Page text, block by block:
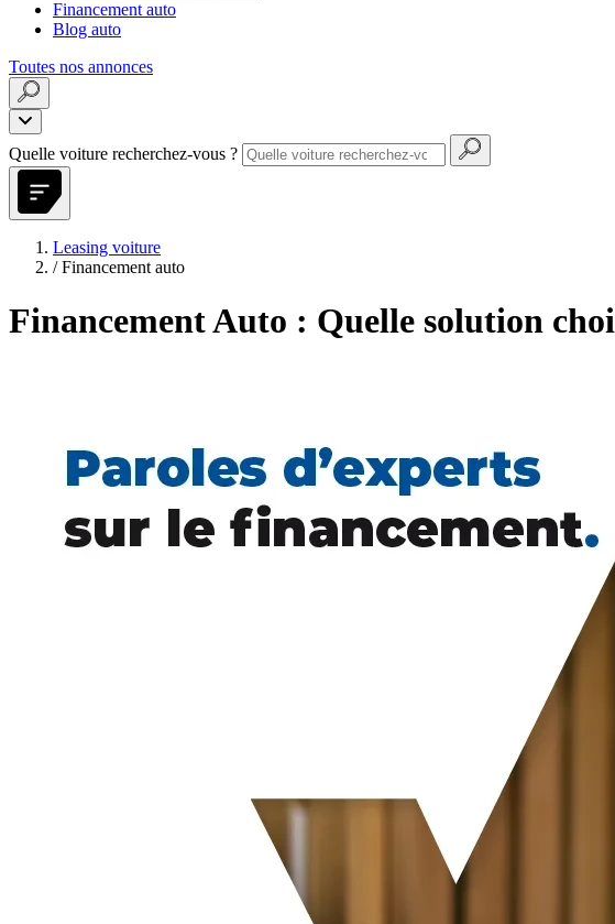
Financement auto
Blog auto
Toutes nos annonces
Quelle voiture recherchez-vous ?
Leasing voiture
/ Financement auto
Financement Auto : Quelle solution